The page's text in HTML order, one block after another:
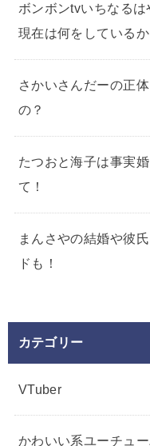
ボンボンtvいちなる
現在は何をしているか
さかいさんだーの正
の？
たつおと海子は事実
て！
まんさやの結婚や彼
ドも！
カテゴリー
VTuber
かわいい系ユーチュ